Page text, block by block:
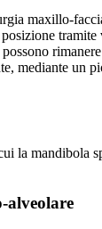
maxillo-
mediante un
la mandibola
alveolare